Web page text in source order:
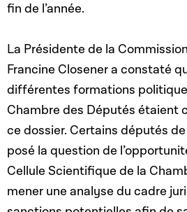
fin de l’année.
La Présidente de la
Francine Closener a constaté
différentes formations
Chambre des Députés étaient
ce dossier. Certains députés
posé la question de
Cellule Scientifique de la
mener une analyse du cadre